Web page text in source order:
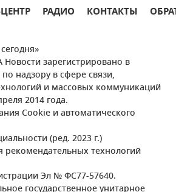
РАДИО КОНТАКТЫ
зарегистрировано в
надзору в сфере связи,
и массовых коммуникаций
2014 года.
Cookie и автоматического
(ред. 2023 г.)
технологий
Эл № ФС77-57640.
государственное унитарное